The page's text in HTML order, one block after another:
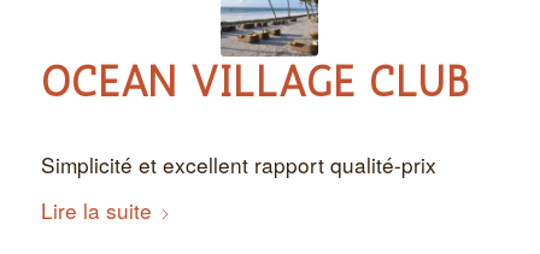
OCEAN VILLAGE CLUB
Simplicité et excellent rapport qualité-prix
Lire la suite